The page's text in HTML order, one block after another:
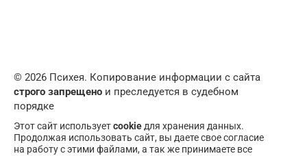
© 2026 Психея. Копирование информации с сайта
строго запрещено и преследуется в судебном
порядке
Этот сайт используетcookie для хранения данных.
Продолжая использовать сайт, вы даете свое согласие
на работу с этими файлами, а так же принимаете все